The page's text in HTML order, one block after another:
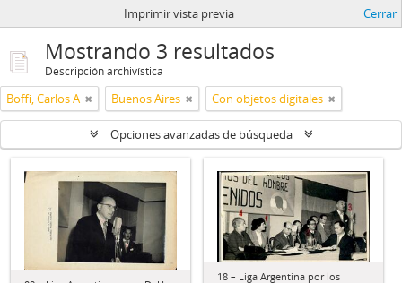
Imprimir vista previa Cerrar
Mostrando 3 resultados
Descripción archivística
Boffi, Carlos A Buenos Aires Con objetos digitales
Opciones avanzadas de búsqueda
18 – Liga Argentina por los